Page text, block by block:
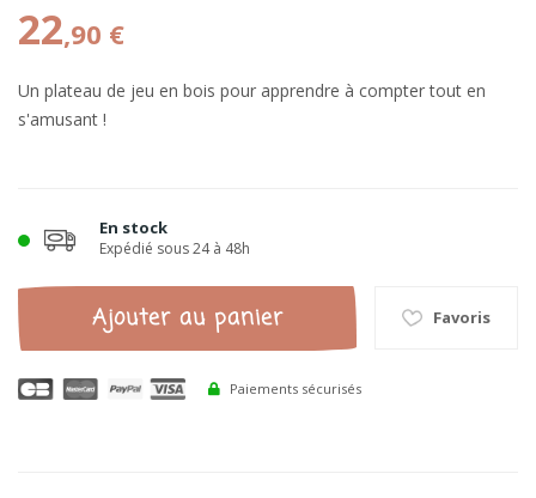
22,90 €
Un plateau de jeu en bois pour apprendre à compter tout en
s'amusant !
En stock
Expédié sous 24 à 48h
Ajouter au panier Favoris
Paiements sécurisés